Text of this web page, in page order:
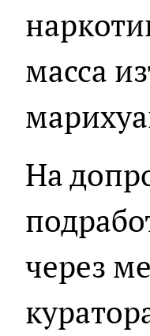
масса
На
через